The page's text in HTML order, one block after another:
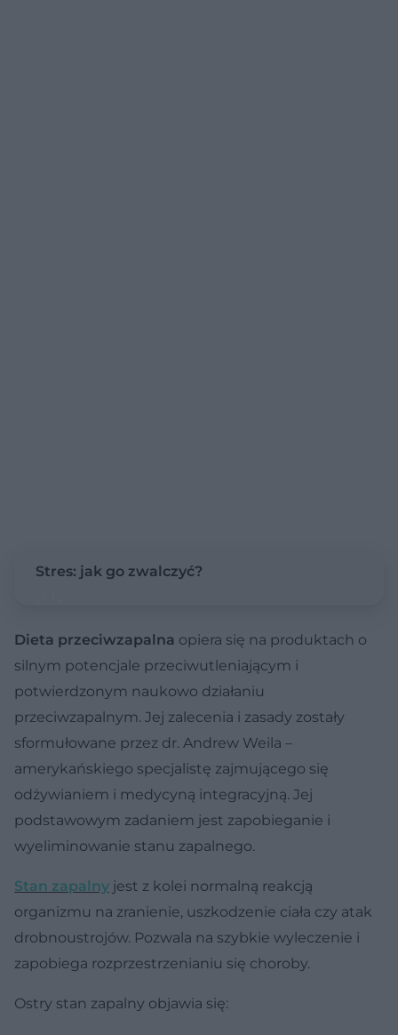
Stres: jak go zwalczyć?
Dieta przeciwzapalna opiera się na produktach o
silnym potencjale przeciwutleniającym i
potwierdzonym naukowo działaniu
przeciwzapalnym. Jej zalecenia i zasady zostały
sformułowane przez dr. Andrew Weila –
amerykańskiego specjalistę zajmującego się
odżywianiem i medycyną integracyjną. Jej
podstawowym zadaniem jest zapobieganie i
wyeliminowanie stanu zapalnego.
Stan zapalny jest z kolei normalną reakcją
organizmu na zranienie, uszkodzenie ciała czy atak
drobnoustrojów. Pozwala na szybkie wyleczenie i
zapobiega rozprzestrzenianiu się choroby.
Ostry stan zapalny objawia się: